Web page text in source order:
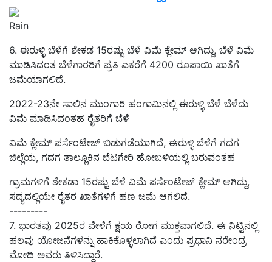
Rain
6. ಈರುಳ್ಳಿ ಬೆಳೆಗೆ ಶೇಕಡ 15ರಷ್ಟು ಬೆಳೆ ವಿಮೆ ಕ್ಲೇಮ್ ಆಗಿದ್ದು, ಬೆಳೆ ವಿಮೆ
ಮಾಡಿಸಿದಂತ ಬೆಳೆಗಾರರಿಗೆ ಪ್ರತಿ ಎಕರೆಗೆ 4200 ರೂಪಾಯಿ ಖಾತೆಗೆ
ಜಮೆಯಾಗಲಿದೆ.
2022-23ನೇ ಸಾಲಿನ ಮುಂಗಾರಿ ಹಂಗಾಮಿನಲ್ಲಿ ಈರುಳ್ಳಿ ಬೆಳೆ ಬೆಳೆದು
ವಿಮೆ ಮಾಡಿಸಿದಂತಹ ರೈತರಿಗೆ ಬೆಳೆ
ವಿಮೆ ಕ್ಲೇಮ್ ಪರ್ಸೆಂಟೇಜ್ ಬಿಡುಗಡೆಯಾಗಿದೆ, ಈರುಳ್ಳಿ ಬೆಳೆಗೆ ಗದಗ
ಜಿಲ್ಲೆಯ, ಗದಗ ತಾಲ್ಲೂಕಿನ ಬೆಟಗೇರಿ ಹೋಬಳಿಯಲ್ಲಿ ಬರುವಂತಹ
ಗ್ರಾಮಗಳಿಗೆ ಶೇಕಡಾ 15ರಷ್ಟು ಬೆಳೆ ವಿಮೆ ಪರ್ಸೆಂಟೇಜ್ ಕ್ಲೇಮ್ ಆಗಿದ್ದು,
ಸದ್ಯದಲ್ಲಿಯೇ ರೈತರ ಖಾತೆಗಳಿಗೆ ಹಣ ಜಮೆ ಆಗಲಿದೆ.
---------
7. ಭಾರತವು 2025ರ ವೇಳೆಗೆ ಕ್ಷಯ ರೋಗ ಮುಕ್ತವಾಗಲಿದೆ. ಈ ನಿಟ್ಟಿನಲ್ಲಿ
ಹಲವು ಯೋಜನೆಗಳನ್ನು ಹಾಕಿಕೊಳ್ಳಲಾಗಿದೆ ಎಂದು ಪ್ರಧಾನಿ ನರೇಂದ್ರ
ಮೋದಿ ಅವರು ತಿಳಿಸಿದ್ದಾರೆ.